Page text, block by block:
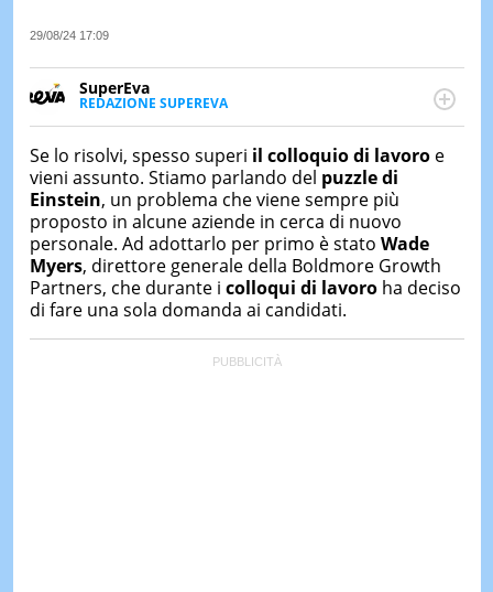
LE
DI
IERI
29/08/24 17:09
SuperEva
REDAZIONE SUPEREVA
SuperEva è il magazine di Italiaonline dedicato a
Pensato per tutti ma soprattutto per la GenZ, molto
“social” e sempre in cerca di notizie originali. Dalle
tendenze del momento ai fatti più strani alle
scoperte più divertenti: mille storie da scoprire ogni
giorno”
Se lo risolvi, spesso superi il colloquio di lavoroe
vieni assunto. Stiamo parlando del puzzle di
Einstein, un problema che viene sempre più
proposto in alcune aziende in cerca di nuovo
personale. Ad adottarlo per primo è stato Wade
Myers, direttore generale della Boldmore Growth
Partners, che durante i colloqui di lavoroha deciso
di fare una sola domanda ai candidati.